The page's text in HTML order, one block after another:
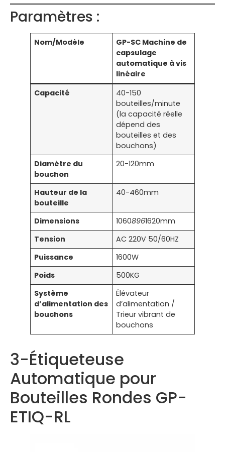
Paramètres :
Nom/Modèle
GP-SC Machine de
capsulage
automatique à vis
linéaire
Capacité
40-150
bouteilles/minute
(la capacité réelle
dépend des
bouteilles et des
bouchons)
Diamètre du
bouchon
20-120mm
Hauteur de la
bouteille
40-460mm
Dimensions 10608961620mm
Tension
AC 220V 50/60HZ
Puissance
1600W
Poids
500KG
Système
d’alimentation des
bouchons
Élévateur
d’alimentation /
Trieur vibrant de
bouchons
3-Étiqueteuse
Automatique pour
Bouteilles Rondes GP-
ETIQ-RL